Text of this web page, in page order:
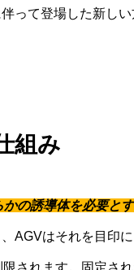
って登場した新し
組み
の誘導体を必要と
AGVはそれを目印
されます。固定さ